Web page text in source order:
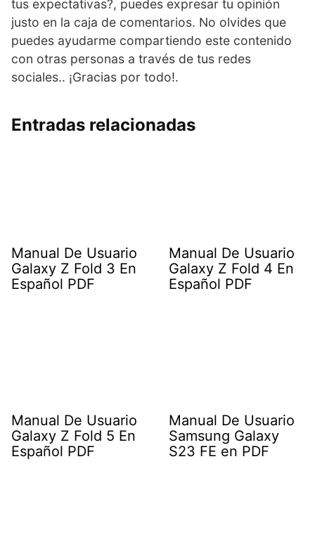
tus expectativas?, puedes expresar tu opinión
justo en la caja de comentarios. No olvides que
puedes ayudarme compartiendo este contenido
con otras personas a través de tus redes
sociales.. ¡Gracias por todo!.
Entradas relacionadas
Manual De Usuario
Galaxy Z Fold 3 En
Español PDF
Manual De Usuario
Galaxy Z Fold 4 En
Español PDF
Manual De Usuario
Galaxy Z Fold 5 En
Español PDF
Manual De Usuario
Samsung Galaxy
S23 FE en PDF